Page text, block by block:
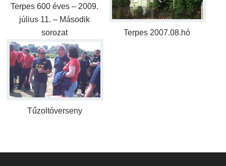
Terpes 600 éves – 2009.
július 11. – Második
sorozat
Terpes 2007.08.hó
Tűzoltóverseny